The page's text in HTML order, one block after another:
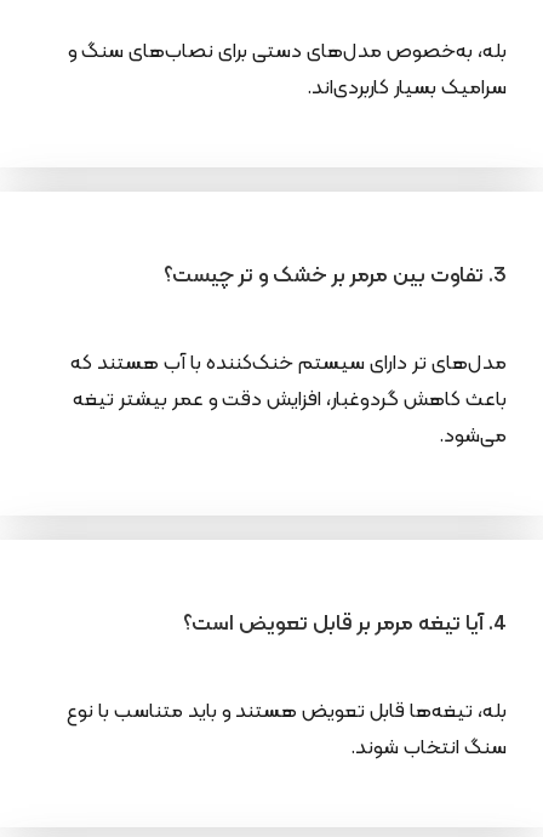
بله، به‌خصوص مدل‌های دستی برای نصاب‌های سنگ و
سرامیک بسیار کاربردی‌اند.
3. تفاوت بین مرمر بر خشک و تر چیست؟
مدل‌های تر دارای سیستم خنک‌کننده با آب هستند که
باعث کاهش گردوغبار، افزایش دقت و عمر بیشتر تیغه
می‌شود.
4. آیا تیغه مرمر بر قابل تعویض است؟
بله، تیغه‌ها قابل تعویض هستند و باید متناسب با نوع
سنگ انتخاب شوند.